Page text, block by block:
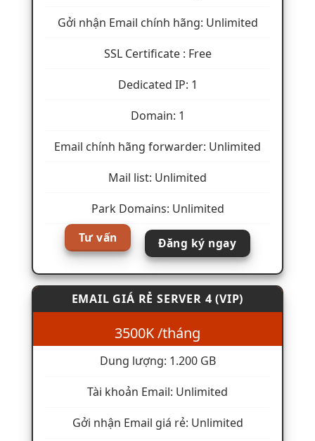
Gởi nhận Email chính hãng: Unlimited
SSL Certificate : Free
Dedicated IP: 1
Domain: 1
Email chính hãng forwarder: Unlimited
Mail list: Unlimited
Park Domains: Unlimited
Tư vấn
Đăng ký ngay
EMAIL GIÁ RẺ SERVER 4 (VIP)
3500K /tháng
Dung lượng: 1.200 GB
Tài khoản Email: Unlimited
Gởi nhận Email giá rẻ: Unlimited